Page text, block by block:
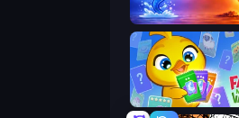
Farm Merge Valley